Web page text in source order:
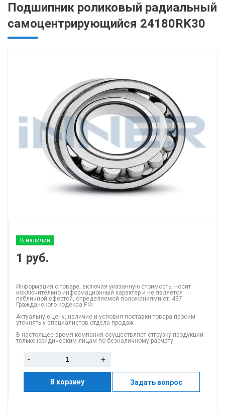
Подшипник роликовый радиальный
самоцентрирующийся 24180RK30
В наличии
1 руб.
Информация о товаре, включая указанную стоимость, носит
исключительно информационный характер и не является
публичной офертой, определяемой положениями ст. 437
Гражданского кодекса РФ.
Актуальную цену, наличие и условия поставки товара просим
уточнять у специалистов отдела продаж.
В настоящее время компания осуществляет отгрузку продукции
только юридическим лицам по безналичному расчету.
- +
В корзину Задать вопрос